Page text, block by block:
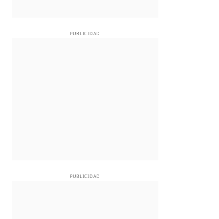
PUBLICIDAD
PUBLICIDAD